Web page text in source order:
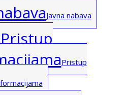
Javna nabava
Pristup
Pristup